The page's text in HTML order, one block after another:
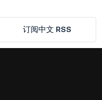
订阅中文 RSS